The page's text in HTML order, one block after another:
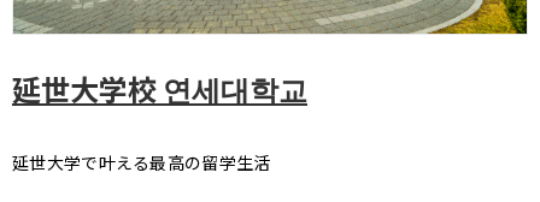
延世大学校 연세대학교
延世大学で叶える最高の留学生活